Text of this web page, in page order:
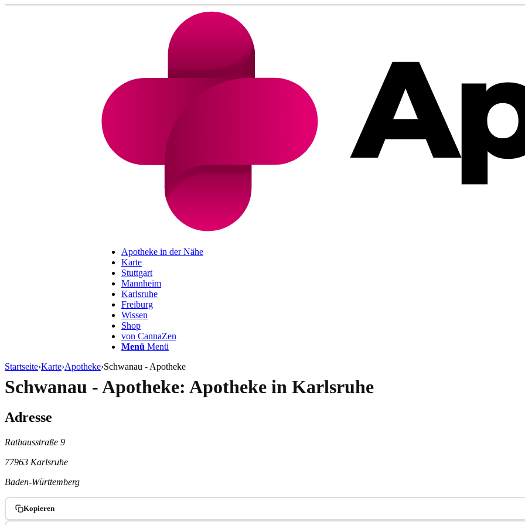
Apotheke in der Nähe
Karte
Stuttgart
Mannheim
Karlsruhe
Freiburg
Wissen
Shop
von CannaZen
Menü Menü
Startseite›Karte›Apotheke›Schwanau - Apotheke
Schwanau - Apotheke: Apotheke in Karlsruhe
Adresse
Rathausstraße 9
77963 Karlsruhe
Baden-Württemberg
Kopieren